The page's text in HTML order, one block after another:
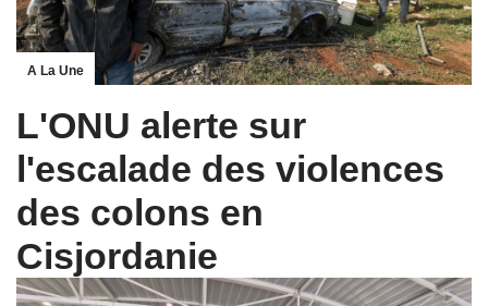
A La Une
L'ONU alerte sur
l'escalade des violences
des colons en
Cisjordanie